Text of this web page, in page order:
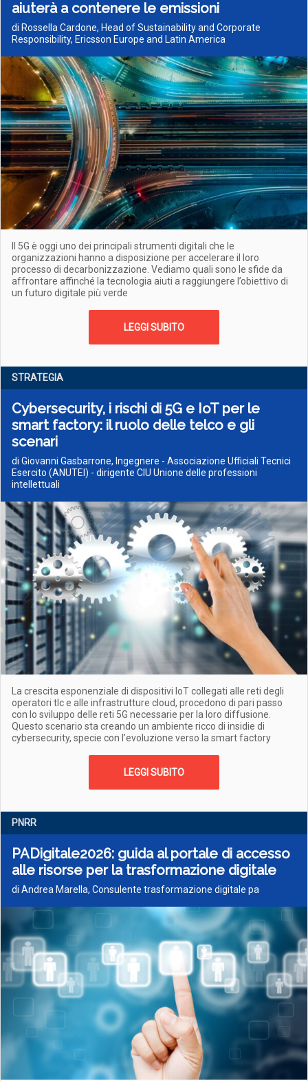
aiuterà a contenere le emissioni
di Rossella Cardone, Head of Sustainability and Corporate
Responsibility, Ericsson Europe and Latin America
Il 5G è oggi uno dei principali strumenti digitali che le
organizzazioni hanno a disposizione per accelerare il loro
processo di decarbonizzazione. Vediamo quali sono le sfide da
affrontare affinché la tecnologia aiuti a raggiungere l’obiettivo di
un futuro digitale più verde
LEGGI SUBITO
STRATEGIA
Cybersecurity, i rischi di 5G e IoT per le
smart factory: il ruolo delle telco e gli
scenari
di Giovanni Gasbarrone, Ingegnere - Associazione Ufficiali Tecnici
Esercito (ANUTEI) - dirigente CIU Unione delle professioni
intellettuali
La crescita esponenziale di dispositivi IoT collegati alle reti degli
operatori tlc e alle infrastrutture cloud, procedono di pari passo
con lo sviluppo delle reti 5G necessarie per la loro diffusione.
Questo scenario sta creando un ambiente ricco di insidie di
cybersecurity, specie con l’evoluzione verso la smart factory
LEGGI SUBITO
PNRR
PADigitale2026: guida al portale di accesso
alle risorse per la trasformazione digitale
di Andrea Marella, Consulente trasformazione digitale pa